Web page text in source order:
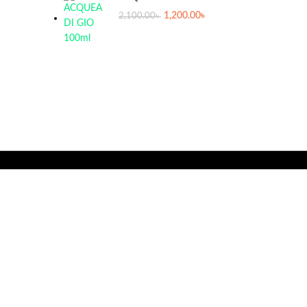
2,100.00৳ 1,200.00৳